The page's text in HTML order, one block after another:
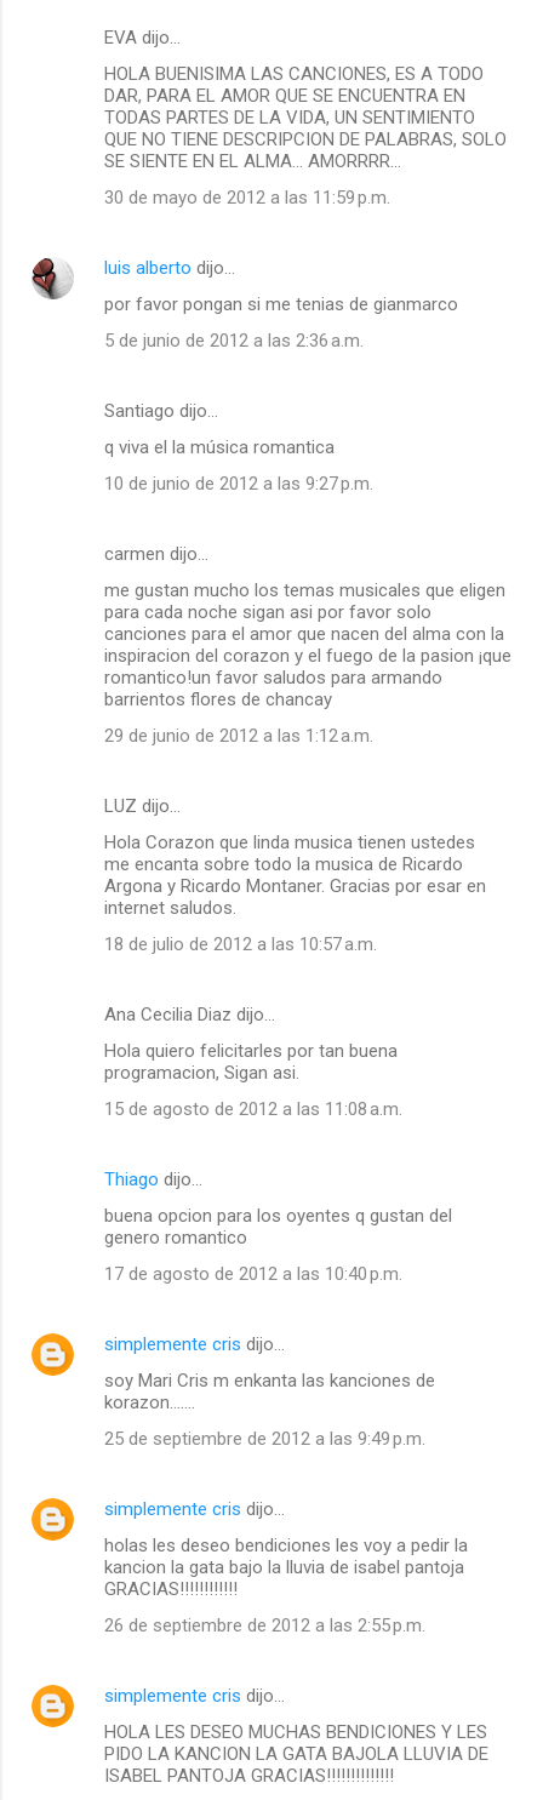
EVA dijo…
HOLA BUENISIMA LAS CANCIONES, ES A TODO
DAR, PARA EL AMOR QUE SE ENCUENTRA EN
TODAS PARTES DE LA VIDA, UN SENTIMIENTO
QUE NO TIENE DESCRIPCION DE PALABRAS, SOLO
SE SIENTE EN EL ALMA... AMORRRR...
30 de mayo de 2012 a las 11:59 p.m.
luis alberto dijo…
por favor pongan si me tenias de gianmarco
5 de junio de 2012 a las 2:36 a.m.
Santiago dijo…
q viva el la música romantica
10 de junio de 2012 a las 9:27 p.m.
carmen dijo…
me gustan mucho los temas musicales que eligen
para cada noche sigan asi por favor solo
canciones para el amor que nacen del alma con la
inspiracion del corazon y el fuego de la pasion ¡que
romantico!un favor saludos para armando
barrientos flores de chancay
29 de junio de 2012 a las 1:12 a.m.
LUZ dijo…
Hola Corazon que linda musica tienen ustedes
me encanta sobre todo la musica de Ricardo
Argona y Ricardo Montaner. Gracias por esar en
internet saludos.
18 de julio de 2012 a las 10:57 a.m.
Ana Cecilia Diaz dijo…
Hola quiero felicitarles por tan buena
programacion, Sigan asi.
15 de agosto de 2012 a las 11:08 a.m.
Thiago dijo…
buena opcion para los oyentes q gustan del
genero romantico
17 de agosto de 2012 a las 10:40 p.m.
simplemente cris dijo…
soy Mari Cris m enkanta las kanciones de
korazon.......
25 de septiembre de 2012 a las 9:49 p.m.
simplemente cris dijo…
holas les deseo bendiciones les voy a pedir la
kancion la gata bajo la lluvia de isabel pantoja
GRACIAS!!!!!!!!!!!!
26 de septiembre de 2012 a las 2:55 p.m.
simplemente cris dijo…
HOLA LES DESEO MUCHAS BENDICIONES Y LES
PIDO LA KANCION LA GATA BAJOLA LLUVIA DE
ISABEL PANTOJA GRACIAS!!!!!!!!!!!!!!